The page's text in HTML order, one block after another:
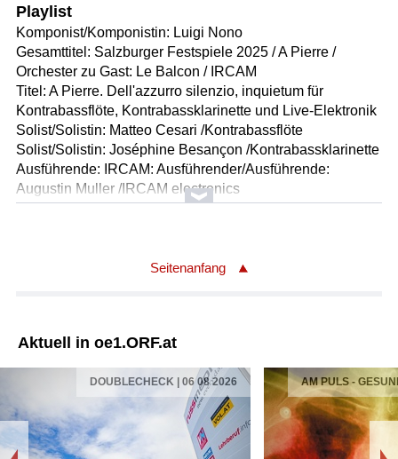
Playlist
Komponist/Komponistin: Luigi Nono
Gesamttitel: Salzburger Festspiele 2025 / A Pierre /
Orchester zu Gast: Le Balcon / IRCAM
Titel: A Pierre. Dell'azzurro silenzio, inquietum für
Kontrabassflöte, Kontrabassklarinette und Live-Elektronik
Solist/Solistin: Matteo Cesari /Kontrabassflöte
Solist/Solistin: Joséphine Besançon /Kontrabassklarinette
Ausführende: IRCAM: Ausführender/Ausführende:
Augustin Muller /IRCAM electronics
Ausführender/Ausführende: Sylvain Cadars /IRCAM
Label: Ricordi/Materialleihgebühr
Gast: Le Balcon / IRCAM
Titel: sur Incises für drei Klaviere, drei Harfen und drei
Perkussionisten / Paul Sacher zum Geburtstag gewidmet
Leitung: Maxime Pascal
Ausführende: Le Balcon
Solist/Solistin: Jean-Frédéric Neuburger /Klavier
Seitenanfang
Aktuell in oe1.ORF.at
DOUBLECHECK | 06 08 2026 AM PULS -